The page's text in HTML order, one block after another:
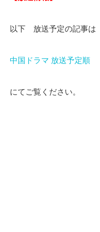
以下 放送予定の記事は
中国ドラマ 放送予定順
にてご覧ください。